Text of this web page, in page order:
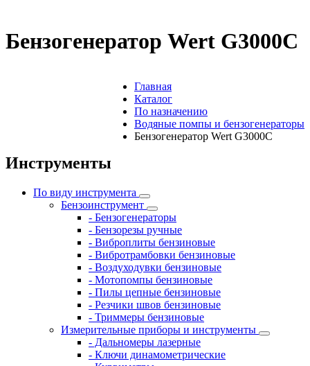
Бензогенератор Wert G3000C
Главная
Каталог
По назначению
Водяные помпы и бензогенераторы
Бензогенератор Wert G3000C
Инструменты
По виду инструмента
Бензоинструмент
- Бензогенераторы
- Бензорезы ручные
- Виброплиты бензиновые
- Вибротрамбовки бензиновые
- Воздуходувки бензиновые
- Мотопомпы бензиновые
- Пилы цепные бензиновые
- Резчики швов бензиновые
- Триммеры бензиновые
Измерительные приборы и инструменты
- Дальномеры лазерные
- Ключи динамометрические